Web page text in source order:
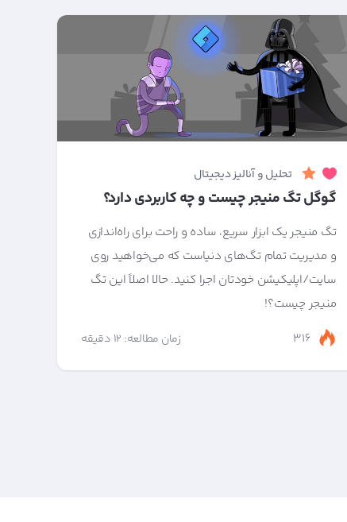
تحلیل و آنالیز دیجیتال
گوگل تگ منیجر چیست و چه کاربردی دارد؟
تگ منیجر یک ابزار سریع‌، ساده و راحت برای راه‌اندازی
و مدیریت تمام تگ‌های دنیاست که می‌خواهید روی
سایت/اپلیکیشن خودتان اجرا کنید. حالا اصلاً این تگ
منیجر چیست؟!
زمان مطالعه: 12 دقیقه 316